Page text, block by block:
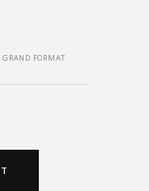
FORMAT